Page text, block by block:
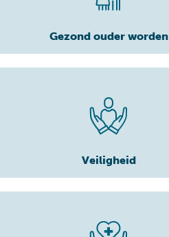
Gezond ouder worden
Veiligheid